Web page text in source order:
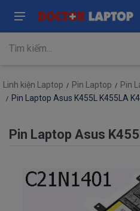
Linh kiện Laptop Pin Laptop
Pin
Pin Laptop Asus K455L K455LA
Pin Laptop Asus